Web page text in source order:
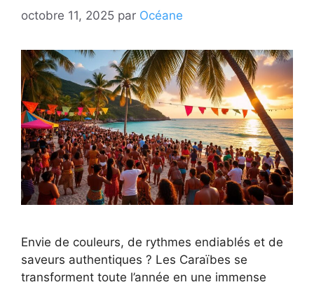
octobre 11, 2025 par Océane
Envie de couleurs, de rythmes endiablés et de
saveurs authentiques ? Les Caraïbes se
transforment toute l’année en une immense